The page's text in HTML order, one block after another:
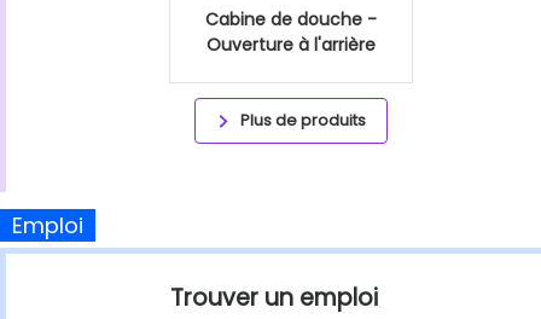
Cabine de douche -
Ouverture à l'arrière
Plus de produits
Emploi
Trouver un emploi